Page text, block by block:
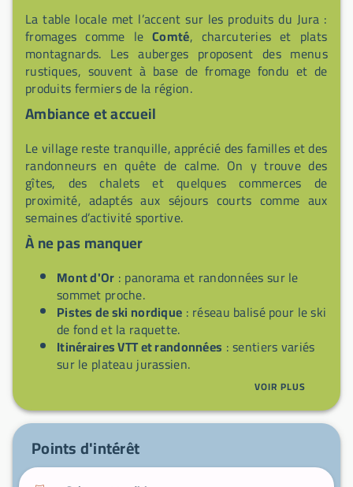
La table locale met l’accent sur les produits du Jura :
fromages comme leComté, charcuteries et plats
montagnards. Les auberges proposent des menus
rustiques, souvent à base de fromage fondu et de
produits fermiers de la région.
Ambiance et accueil
Le village reste tranquille, apprécié des familles et des
randonneurs en quête de calme. On y trouve des
gîtes, des chalets et quelques commerces de
proximité, adaptés aux séjours courts comme aux
semaines d’activité sportive.
À ne pas manquer
Mont d'Or : panorama et randonnées sur le
sommet proche.
Pistes de ski nordique : réseau balisé pour le ski
de fond et la raquette.
Itinéraires VTT et randonnées : sentiers variés
sur le plateau jurassien.
: dégustation
VOIR PLUS
Points d'intérêt